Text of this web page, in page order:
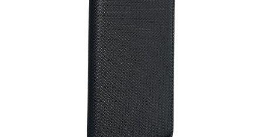
NÁRAMKY NA HODINKY
SLÚCHADLÁ, REPRODUKTORY A MIKROFÓNY